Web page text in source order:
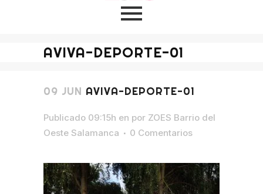
AVIVA-DEPORTE-01
09 JUN AVIVA-DEPORTE-01
Publicado 09:15h en por ZOES Barrio del
Oeste Salamanca
0 Comentarios